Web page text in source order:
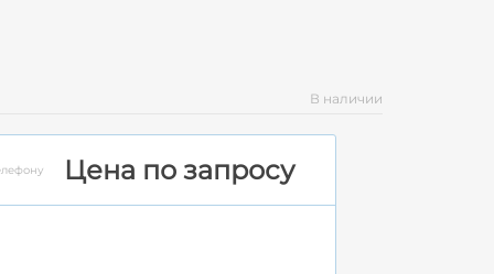
В наличии
Цена по запросу